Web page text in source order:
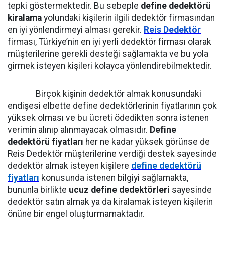
tepki göstermektedir. Bu sebeple define dedektörü
kiralama yolundaki kişilerin ilgili dedektör firmasından
en iyi yönlendirmeyi alması gerekir. Reis Dedektör
firması, Türkiye’nin en iyi yerli dedektör firması olarak
müşterilerine gerekli desteği sağlamakta ve bu yola
girmek isteyen kişileri kolayca yönlendirebilmektedir.
Birçok kişinin dedektör almak konusundaki
endişesi elbette define dedektörlerinin fiyatlarının çok
yüksek olması ve bu ücreti ödedikten sonra istenen
verimin alınıp alınmayacak olmasıdır. Define
dedektörü fiyatları her ne kadar yüksek görünse de
Reis Dedektör müşterilerine verdiği destek sayesinde
dedektör almak isteyen kişilere define dedektörü
fiyatları konusunda istenen bilgiyi sağlamakta,
bununla birlikte ucuz define dedektörleri sayesinde
dedektör satın almak ya da kiralamak isteyen kişilerin
önüne bir engel oluşturmamaktadır.